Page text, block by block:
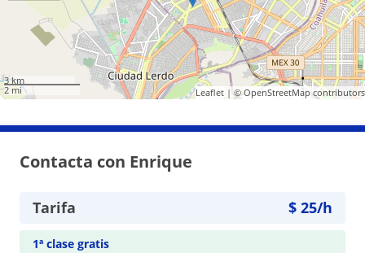
3 km
2 mi
Leaflet| ©OpenStreetMapcontributors
Contacta con Enrique
Tarifa $ 25/h
1ª clase gratis